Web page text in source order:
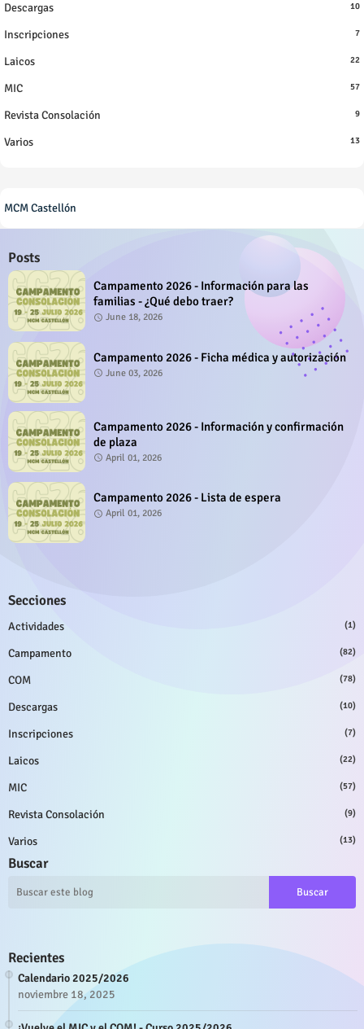
Descargas 10
Inscripciones 7
Laicos 22
MIC 57
Revista Consolación 9
Varios 13
MCM Castellón
Posts
Campamento 2026 - Información para las
familias - ¿Qué debo traer?
June 18, 2026
Campamento 2026 - Ficha médica y autorización
June 03, 2026
Campamento 2026 - Información y confirmación
de plaza
April 01, 2026
Campamento 2026 - Lista de espera
April 01, 2026
Secciones
Actividades (1)
Campamento (82)
COM (78)
Descargas (10)
Inscripciones (7)
Laicos (22)
MIC (57)
Revista Consolación (9)
Varios (13)
Buscar
Recientes
Calendario 2025/2026
noviembre 18, 2025